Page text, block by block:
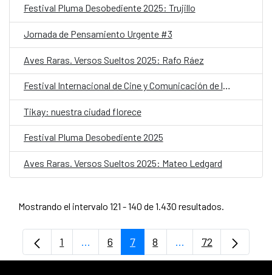
Festival Pluma Desobediente 2025: Trujillo
Jornada de Pensamiento Urgente #3
Aves Raras. Versos Sueltos 2025: Rafo Ráez
Festival Internacional de Cine y Comunicación de los Pueblos Indígenas 2025
Tikay: nuestra ciudad florece
Festival Pluma Desobediente 2025
Aves Raras. Versos Sueltos 2025: Mateo Ledgard
Mostrando el intervalo 121 - 140 de 1.430 resultados.
Página
1 ...Páginas intermedias Use TAB para
Página
6 Página
7 Página
8 ...PáginasPágina
72